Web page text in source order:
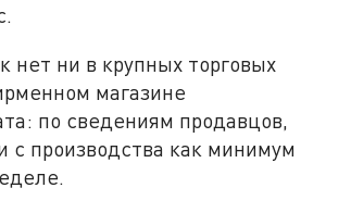
нет ни в крупных торговых
магазине
по сведениям продавцов,
с производства как минимум